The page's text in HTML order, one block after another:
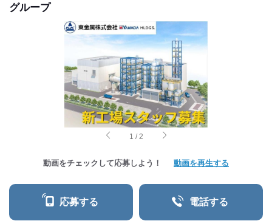
グループ
1 /2
動画をチェックして応募しよう！ 動画を再生する
応募する 電話する